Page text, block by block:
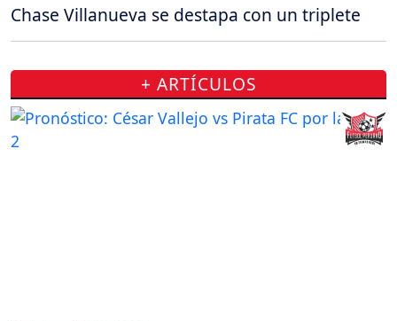
Chase Villanueva se destapa con un triplete
+ ARTÍCULOS